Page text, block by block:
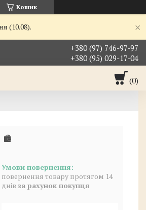
Кошик
(10.08).
+380 (97) 746-97-97
+380 (95) 029-17-04
повернення товару протягом 14
днів за рахунок покупця